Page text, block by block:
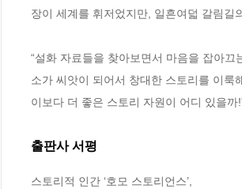
장이 세계를 휘저었지만, 일흔여덟 갈림길
“설화 자료들을 찾아보면서 마음을 잡아
소가 씨앗이 되어서 창대한 스토리를 이
이보다 더 좋은 스토리 자원이 어디 있을까
출판사 서평
스토리적 인간 ‘호모 스토리언스’,